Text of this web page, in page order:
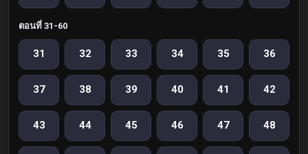
ตอนที่ 31-60
31 32 33 34 35 36
37 38 39 40 41 42
43 44 45 46 47 48